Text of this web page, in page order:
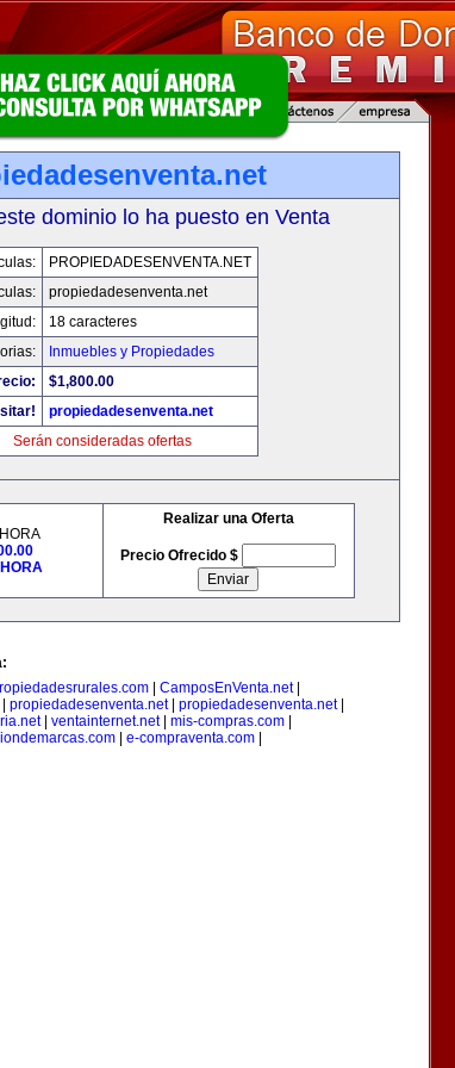
dominio lo ha puesto en Venta
PROPIEDADESENVENTA.NET
propiedadesenventa.net
18 caracteres
Inmuebles y Propiedades
$1,800.00
propiedadesenventa.net
Serán consideradas ofertas
Realizar una Oferta
Precio Ofrecido $
CamposEnVenta.net
propiedadesenventa.net propiedadesenventa.net|
| ventainternet.net| mis-compras.com|
| e-compraventa.com|